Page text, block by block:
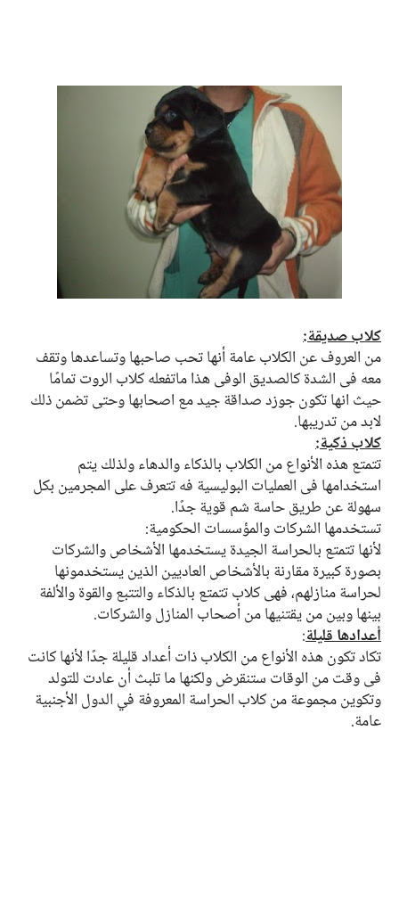
كلاب صديقة:
من العروف عن الكلاب عامة أنها تحب صاحبها وتساعدها وتقف
معه في الشدة كالصديق الوفي هذا ماتفعله كلاب الروت تمامًا
حيث انها تكون جوزد صداقة جيد مع اصحابها وحتى تضمن ذلك
لابد من تدريبها.
كلاب ذكية:
تتمتع هذه الأنواع من الكلاب بالذكاء والدهاء ولذلك يتم
استخدامها في العمليات البوليسية فه تتعرف على المجرمين بكل
سهولة عن طريق حاسة شم قوية جدًا.
تستخدمها الشركات والمؤسسات الحكومية:
لأنها تتمتع بالحراسة الجيدة يستخدمها الأشخاص والشركات
بصورة كبيرة مقارنة بالأشخاص العاديين الذين يستخدمونها
لحراسة منازلهم، فهي كلاب تتمتع بالذكاء والتتبع والقوة والألفة
بينها وبين من يقتنيها من أصحاب المنازل والشركات.
أعدادها قليلة:
تكاد تكون هذه الأنواع من الكلاب ذات أعداد قليلة جدًا لأنها كانت
في وقت من الوقات ستنقرض ولكنها ما تلبث أن عادت للتولد
وتكوين مجموعة من كلاب الحراسة المعروفة في الدول الأجنبية
عامة.